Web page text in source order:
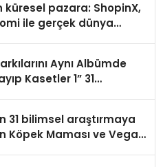
küresel pazara: ShopinX,
ile gerçek dünya
Aynı Albümde
Kasetler 1” 31
31 bilimsel araştırmaya
Köpek Maması ve Vegan